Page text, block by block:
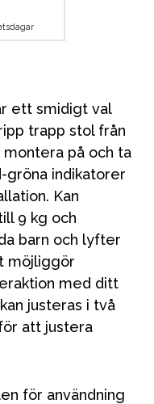
ett smidigt val
trapp stol från
på och ta
gröna indikatorer
Kan
9 kg och
barn och lyfter
möjliggör
med ditt
justeras i två
att justera
för användning